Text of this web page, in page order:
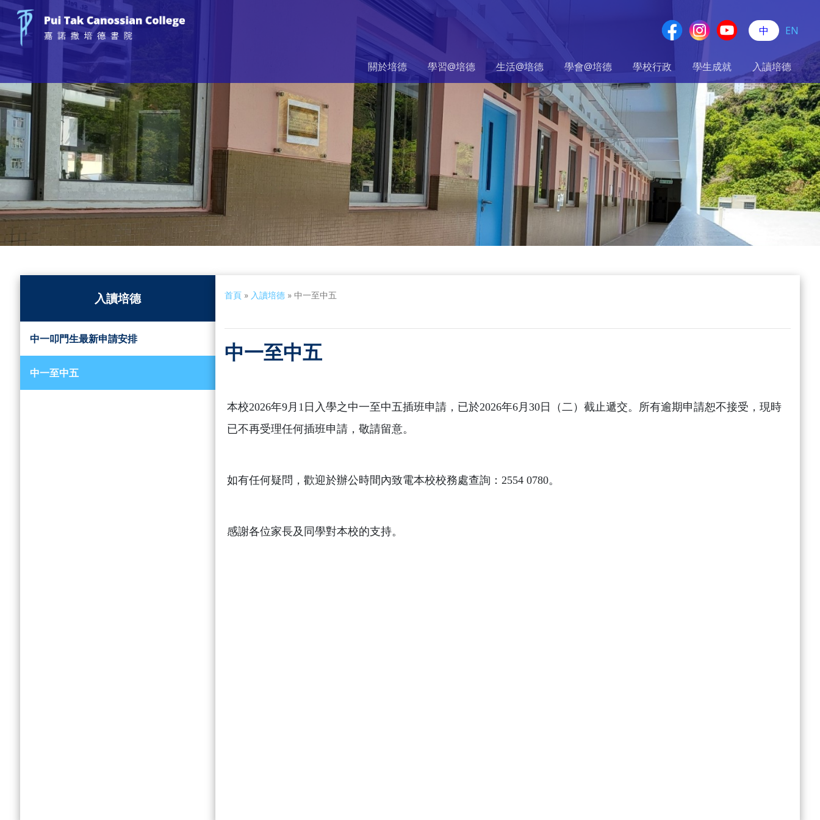
關於培德 學習@培德 生活@培德 學會@培德 學校行政 學生成就 入讀培德
中 EN
入讀培德
中一叩門生最新申請安排
中一至中五
首頁» 入讀培德» 中一至中五
中一至中五
本校2026年9月1日入學之中一至中五插班申請，已於2026年6月30日（二）截止遞交。所有逾期申請恕不接受，現時
已不再受理任何插班申請，敬請留意。
如有任何疑問，歡迎於辦公時間內致電本校校務處查詢：2554 0780。
感謝各位家長及同學對本校的支持。